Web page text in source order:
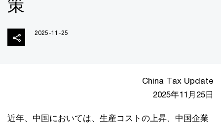
策
2025-11-25
China Tax Update
2025年11月25日
近年、中国においては、生産コストの上昇、中国企業